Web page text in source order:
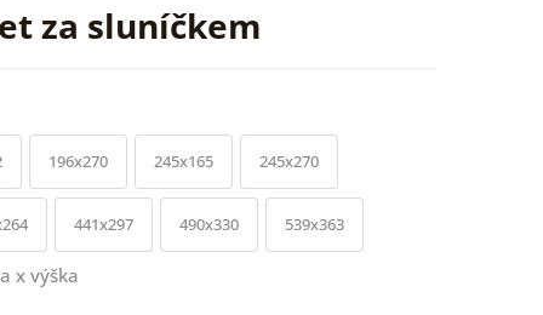
za sluníčkem
196x270 245x165 245x270
441x297 490x330 539x363
x výška